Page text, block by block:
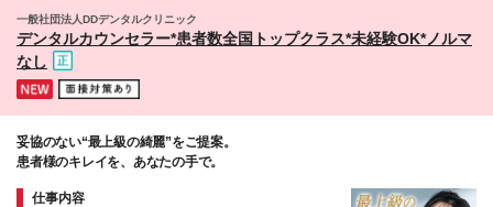
をお願いする場合があります。 ※出張の際は出張手当
（1日4,500円）を支給／交通費などは全額会社負担
一般社団法人DDデンタルクリニック
デンタルカウンセラー*患者数全国トップクラス*未経験OK*ノルマ
なし
妥協のない“最上級の綺麗”をご提案。
患者様のキレイを、あなたの手で。
仕事内容